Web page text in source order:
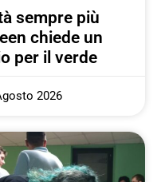
sempre più
chiede un
per il verde
2026